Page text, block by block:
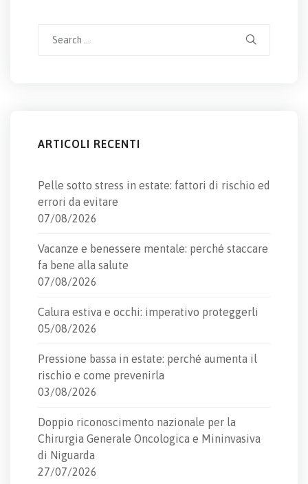
ARTICOLI RECENTI
Pelle sotto stress in estate: fattori di rischio ed
errori da evitare
07/08/2026
Vacanze e benessere mentale: perché staccare
fa bene alla salute
07/08/2026
Calura estiva e occhi: imperativo proteggerli
05/08/2026
Pressione bassa in estate: perché aumenta il
rischio e come prevenirla
03/08/2026
Doppio riconoscimento nazionale per la
Chirurgia Generale Oncologica e Mininvasiva
di Niguarda
27/07/2026